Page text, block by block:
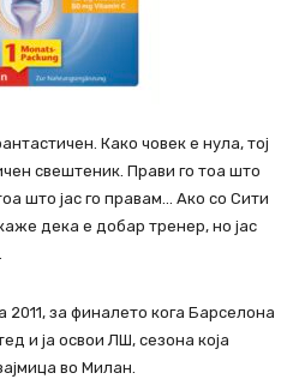
Како човек е нула, тој
свештеник. Прави го тоа што
што јас го правам… Ако со Сити
дека е добар тренер, но јас
за финалето кога Барселона
и ја освои ЛШ, сезона која
во Милан.